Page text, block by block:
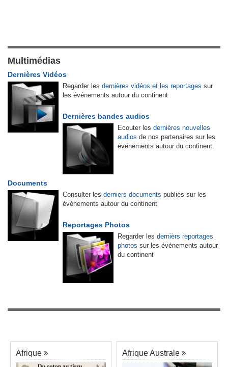
Multimédias
Dernières Vidéos
Regarder les dernières vidéos et les reportages sur
les événements autour du continent
Dernières bandes audios
Ecouter les dernières nouvelles
audios de nos partenaires sur les
événements autour du continent.
Documents
Consulter les derniers documents publiés sur les
événements autour du continent
Reportages Photos
Regarder les dernièrs reportages
photos sur les événements autour
du continent
Afrique Afrique Australe